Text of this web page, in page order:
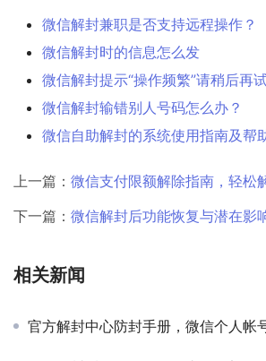
微信解封兼职是否支持远程操作？
微信解封时的信息怎么发
微信解封提示“操作频繁”请稍后再
微信解封输错别人号码怎么办？
微信自助解封的系统使用指南及帮
上一篇： 微信支付限额解除指南，轻松
下一篇： 微信解封后功能恢复与潜在影
相关新闻
官方解封中心防封手册，微信个人帐